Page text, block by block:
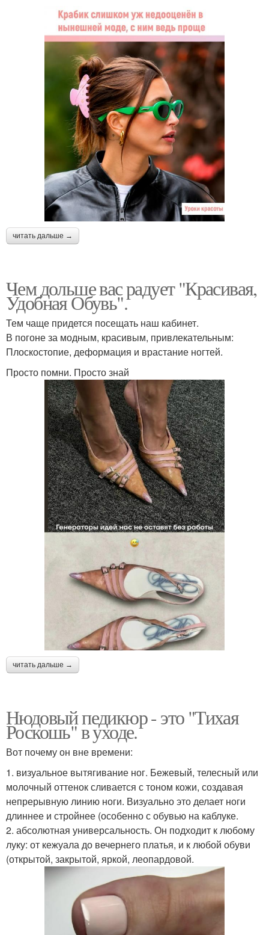
читать дальше →
Чем дольше вас радует "Красивая,
Удобная Обувь".
Тем чаще придется посещать наш кабинет.
В погоне за модным, красивым, привлекательным:
Плоскостопие, деформация и врастание ногтей.
Просто помни. Просто знай
читать дальше →
Нюдовый педикюр - это "Тихая
Роскошь" в уходе.
Вот почему он вне времени:
1. визуальное вытягивание ног. Бежевый, телесный или
молочный оттенок сливается с тоном кожи, создавая
непрерывную линию ноги. Визуально это делает ноги
длиннее и стройнее (особенно с обувью на каблуке.
2. абсолютная универсальность. Он подходит к любому
луку: от кежуала до вечернего платья, и к любой обуви
(открытой, закрытой, яркой, леопардовой.